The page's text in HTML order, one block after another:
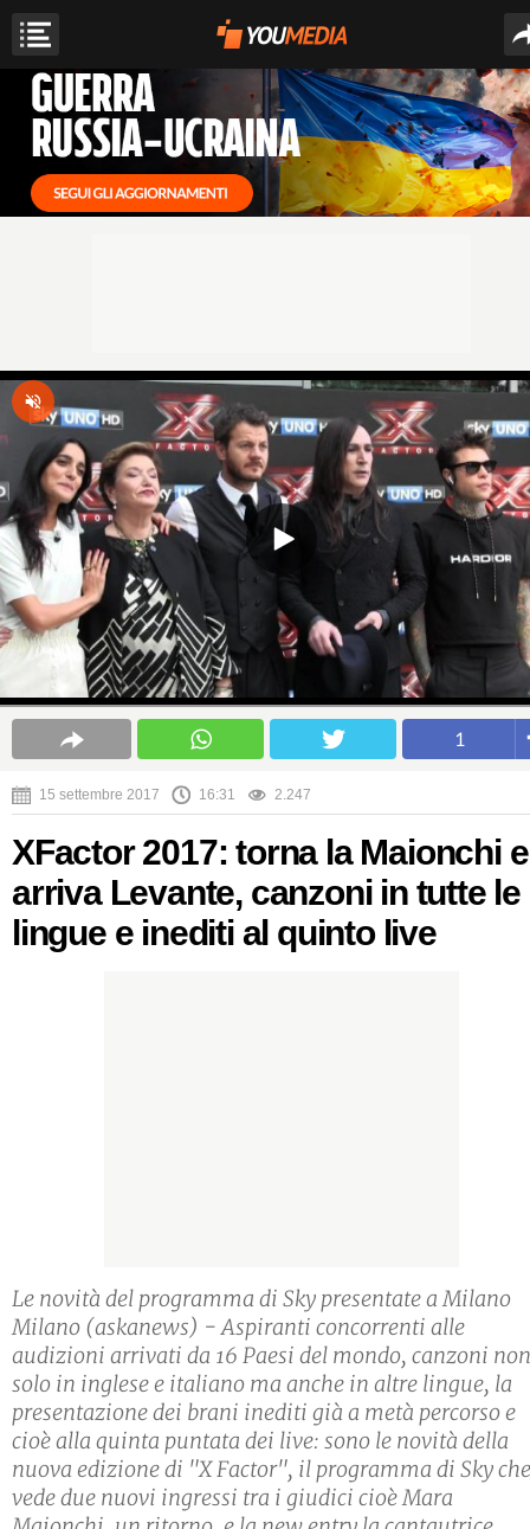
1
15 settembre 2017 16:31 2.247
XFactor 2017: torna la Maionchi e
arriva Levante, canzoni in tutte le
lingue e inediti al quinto live
Le novità del programma di Sky presentate a Milano
Milano (askanews) - Aspiranti concorrenti alle
audizioni arrivati da 16 Paesi del mondo, canzoni non
solo in inglese e italiano ma anche in altre lingue, la
presentazione dei brani inediti già a metà percorso e
cioè alla quinta puntata dei live: sono le novità della
nuova edizione di "X Factor", il programma di Sky che
vede due nuovi ingressi tra i giudici cioè Mara